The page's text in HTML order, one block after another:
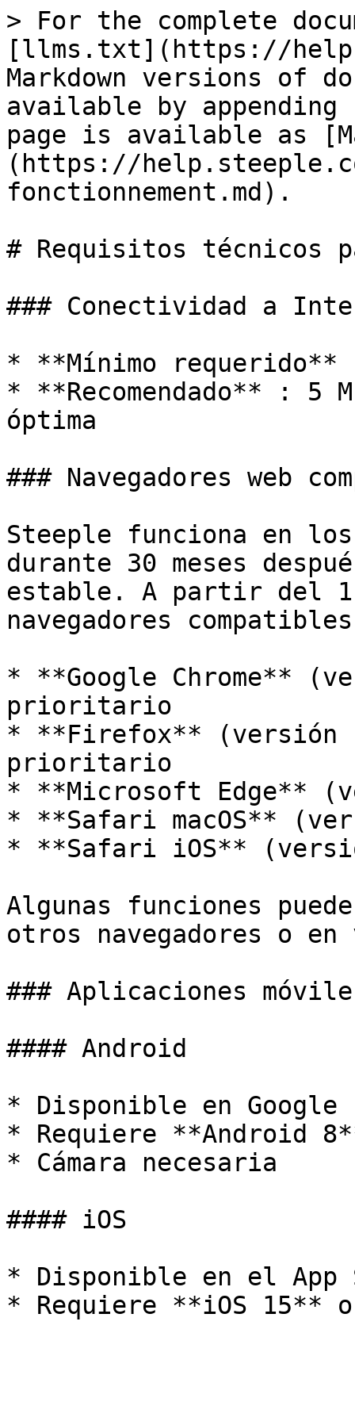
> For the complete
[llms.txt](https://
Markdown versions of
available by
page is available as
(https://
fonctionnement.md).
# Requisitos técnicos
### Conectividad a
* **Mínimo requerido**
* **Recomendado** : 5
óptima
### Navegadores web
Steeple funciona en los
durante 30 meses
estable. A partir del
navegadores
* **Google Chrome**
prioritario
* **Firefox** (versión
prioritario
* **Microsoft Edge**
* **Safari macOS**
* **Safari iOS**
Algunas funciones
otros navegadores o
### Aplicaciones
#### Android
* Disponible en Google
* Requiere **Android
* Cámara necesaria
#### iOS
* Disponible en el App